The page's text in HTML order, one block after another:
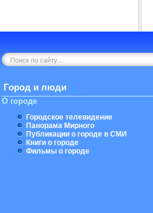
Город и люди
О городе
Городское телевидение
Панорама Мирного
Публикации о городе в СМИ
Книги о городе
Фильмы о городе